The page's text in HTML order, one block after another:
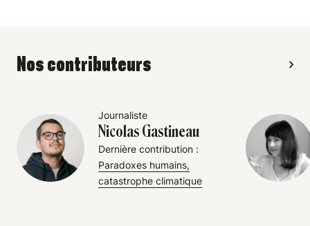
Nos contributeurs
Journaliste
Nicolas Gastineau
Dernière contribution :
Paradoxes humains,
catastrophe climatique